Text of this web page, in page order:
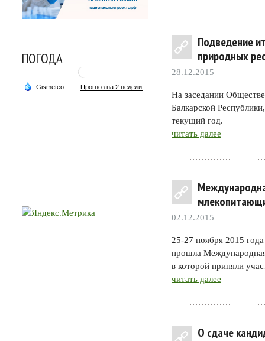
ПОГОДА
Подведение
природных
28.12.2015
На заседании
Балкарской
текущий год.
читать далее
02.12.2015
25-27 ноября 2015
прошла
в которой приняли
читать далее
О сдаче